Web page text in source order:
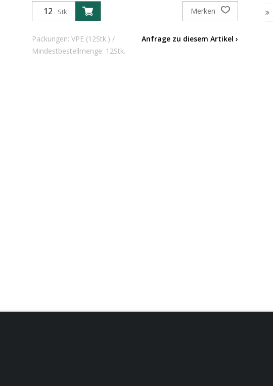
Stk.
Packungen: VPE (12Stk.) /
Mindestbestellmenge: 12Stk.
Merken
Anfrage zu diesem Artikel ›